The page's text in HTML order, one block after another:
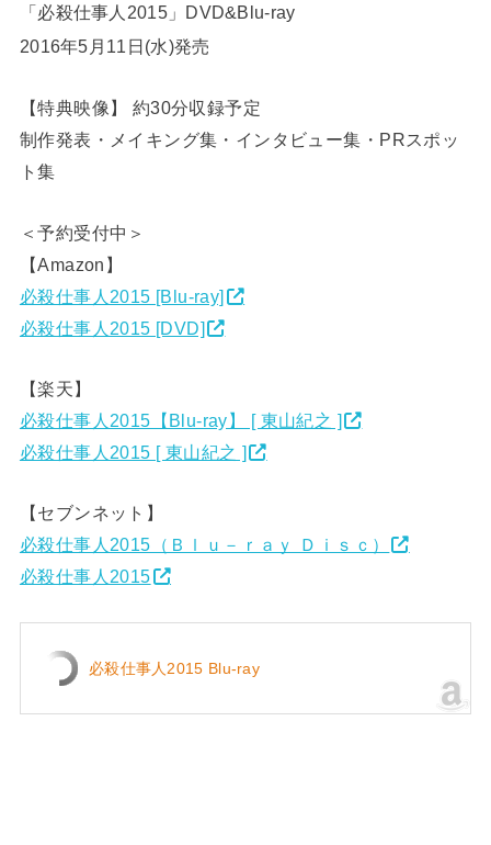
「必殺仕事人2015」DVD&Blu-ray
2016年5月11日(水)発売
【特典映像】 約30分収録予定
制作発表・メイキング集・インタビュー集・PRスポッ
ト集
＜予約受付中＞
【Amazon】
必殺仕事人2015 [Blu-ray]
必殺仕事人2015 [DVD]
【楽天】
必殺仕事人2015【Blu-ray】 [ 東山紀之 ]
必殺仕事人2015 [ 東山紀之 ]
【セブンネット】
必殺仕事人2015（Ｂｌｕ－ｒａｙ Ｄｉｓｃ）
必殺仕事人2015
必殺仕事人2015 Blu-ray